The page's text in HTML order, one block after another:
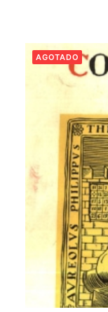
AGOTADO